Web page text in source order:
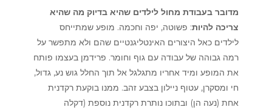
מדובר בעבודת מחול לילדים שהיא בדיוק מה שהיא
צריכה להיות: פשוטה, יפה וחכמה. מופע שמתייחס
לילדים כאל היצורים האינטליגנטיים שהם ולא מתפשר על
רמה גבוהה של עבודה עם גוף וחומר. פרידמן בעצמו פותח
את המופע ומיד אחריו מתגלגל אל תוך החלל גוש נע, גדול,
חי ומסקרן, עטוף ניילון בצבע זהב. ממנו בוקעת רקדנית
אחת (נעה הן) ובתוכו נותרת רקדנית נוספת (דקלה